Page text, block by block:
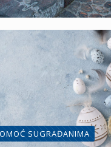
SUGRAĐANIMA